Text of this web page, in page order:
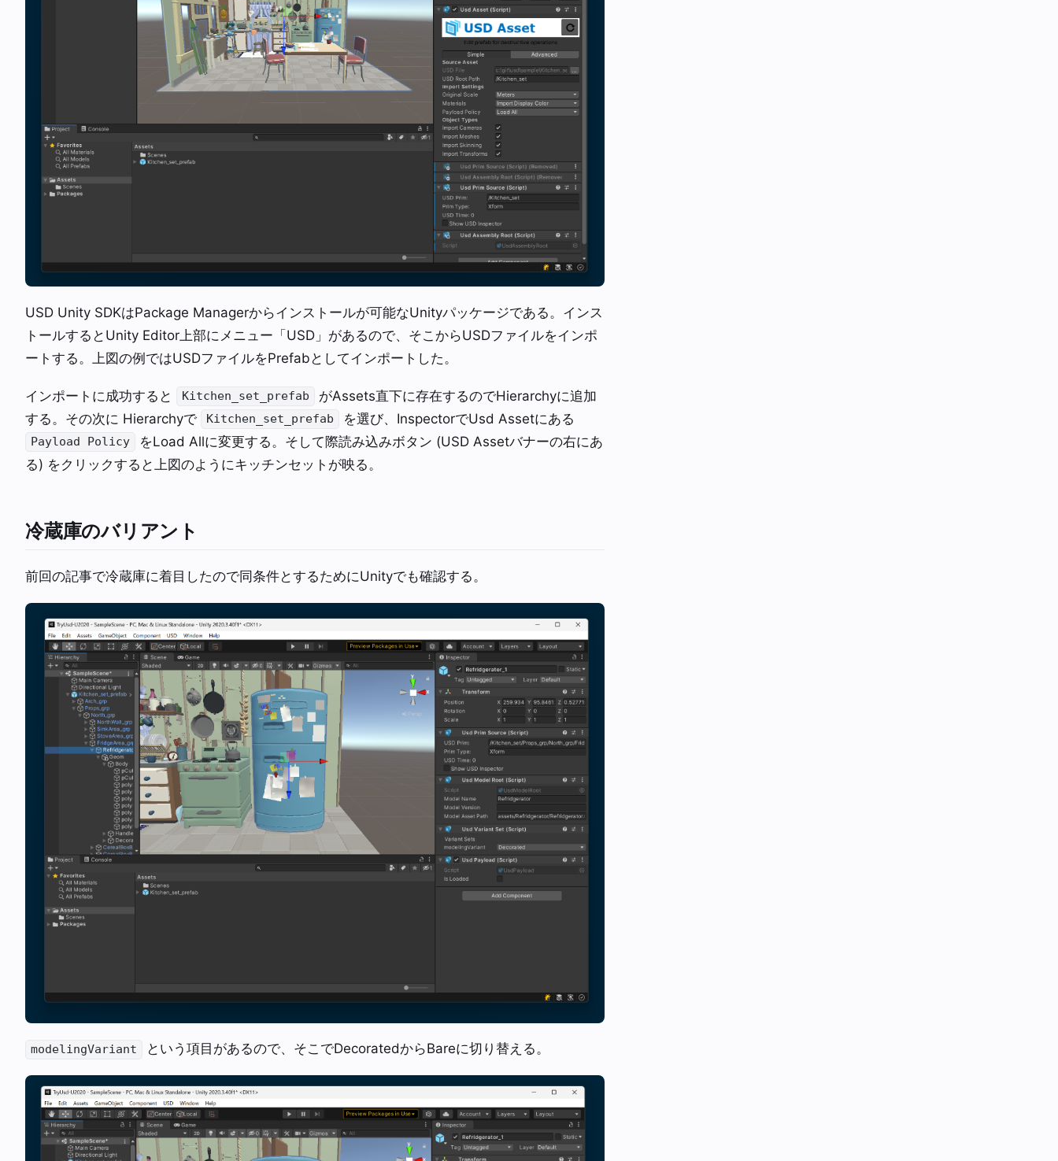
USD Unity SDKはPackage Managerからインストールが可能なUnityパッケージである。インス
トールするとUnity Editor上部にメニュー「USD」があるので、そこからUSDファイルをインポ
ートする。上図の例ではUSDファイルをPrefabとしてインポートした。
インポートに成功すると Kitchen_set_prefab
がAssets直下に存在するのでHierarchyに追加
する。その次に Hierarchyで
Kitchen_set_prefab を選び、InspectorでUsd Assetにある
Payload Policy
をLoad Allに変更する。そして際読み込みボタン (USD Assetバナーの右にあ
る) をクリックすると上図のようにキッチンセットが映る。
冷蔵庫のバリアント
前回の記事で冷蔵庫に着目したので同条件とするためにUnityでも確認する。
modelingVariant という項目があるので、そこでDecoratedからBareに切り替える。